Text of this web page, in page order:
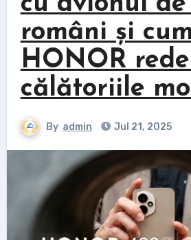
români și
HONOR
călătoriile
By admin Jul 21, 2025